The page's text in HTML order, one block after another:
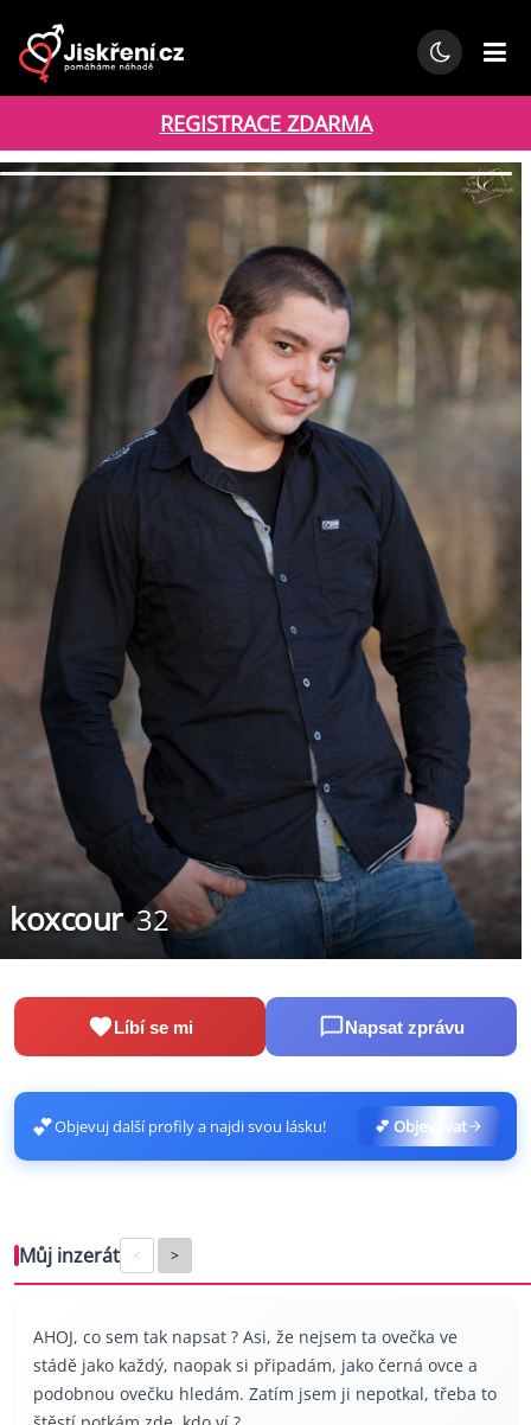
REGISTRACE ZDARMA
koxcour 32
Líbí se mi Napsat zprávu
💕Objevuj další profily a najdi svou lásku! 💕 Objevovat
Můj inzerát < >
AHOJ, co sem tak napsat ? Asi, že nejsem ta ovečka ve
stádě jako každý, naopak si připadám, jako černá ovce a
podobnou ovečku hledám. Zatím jsem ji nepotkal, třeba to